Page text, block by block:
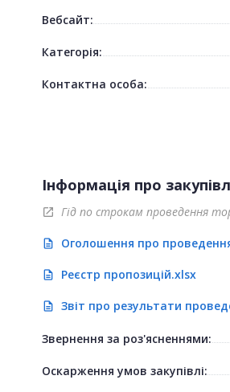
Вебсайт:
Категорія:
Контактна особа:
Інформація про
open_in_new Гід по строкам проведення
description Оголошення про
description Реєстр пропозицій.xlsx
description Звіт про результати
Звернення за роз'ясненнями:
Оскарження умов закупівлі: